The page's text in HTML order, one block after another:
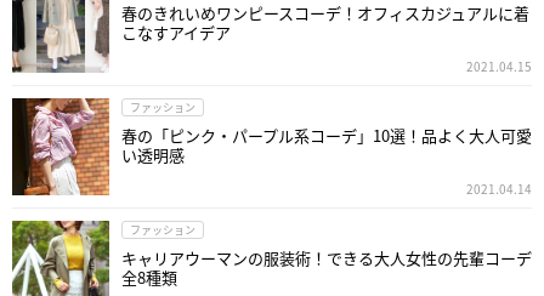
春のきれいめワンピースコーデ！オフィスカジュアルに着
こなすアイデア
2021.04.15
ファッション
春の「ピンク・パープル系コーデ」10選！品よく大人可愛
い透明感
2021.04.14
ファッション
キャリアウーマンの服装術！できる大人女性の先輩コーデ
全8種類